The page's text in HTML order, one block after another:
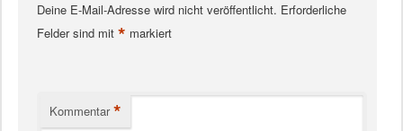
Deine E-Mail-Adresse wird nicht veröffentlicht. Erforderliche
Felder sind mit * markiert
Kommentar *